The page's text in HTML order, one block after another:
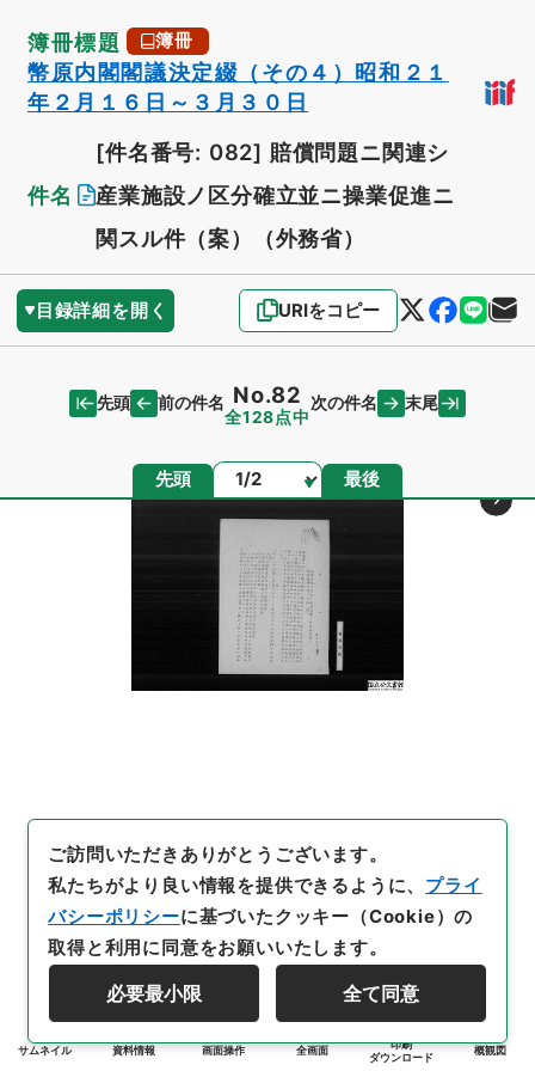
簿冊標題 簿冊
幣原内閣閣議決定綴（その４）昭和２１
年２月１６日～３月３０日
件名
[件名番号: 082] 賠償問題ニ関連シ
産業施設ノ区分確立並ニ操業促進ニ
関スル件（案）（外務省）
目録詳細を開く URIをコピー
先頭 前の件名 No.82
全128点中
次の件名 末尾
先頭 ページ 最後
サムネイル 資料情報 画面操作 全画面
印刷
ダウンロード
概観図
ご訪問いただきありがとうございます。
私たちがより良い情報を提供できるように、 プライ
バシーポリシーに基づいたクッキー（Cookie）の
取得と利用に同意をお願いいたします。
必要最小限 全て同意